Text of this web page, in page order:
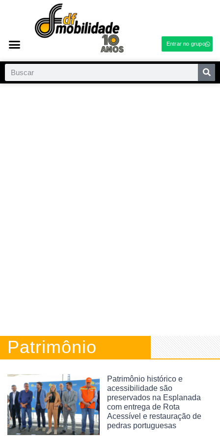
Entrar no grupo
Patrimônio
Patrimônio histórico e
acessibilidade são
preservados na Esplanada
com entrega de Rota
Acessível e restauração de
pedras portuguesas